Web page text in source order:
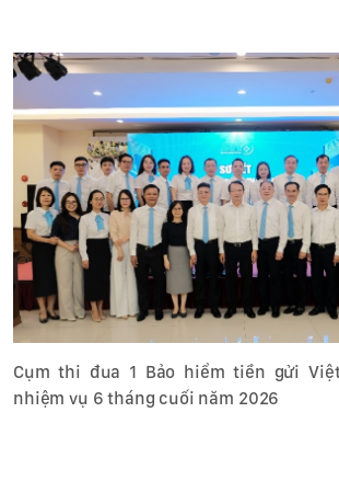
Cụm thi đua 1 Bảo hiểm tiền gửi
nhiệm vụ 6 tháng cuối năm 2026